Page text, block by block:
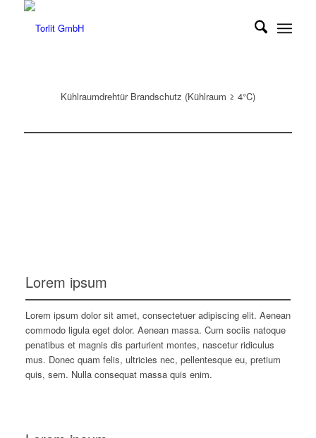
Kühlraumdrehtür Brandschutz (Kühlraum ≥ 4°C)
Lorem ipsum
Lorem ipsum dolor sit amet, consectetuer adipiscing elit. Aenean
commodo ligula eget dolor. Aenean massa. Cum sociis natoque
penatibus et magnis dis parturient montes, nascetur ridiculus
mus. Donec quam felis, ultricies nec, pellentesque eu, pretium
quis, sem. Nulla consequat massa quis enim.